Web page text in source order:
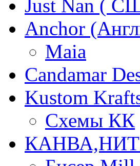
Just Nan (
Anchor
Maia
Candamar
Kustom
Схемы КК